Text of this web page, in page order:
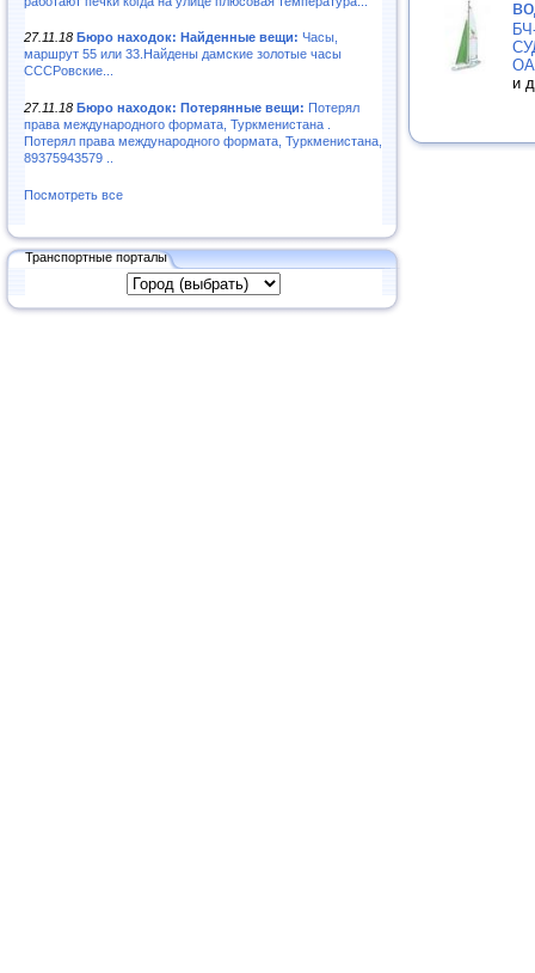
27.11.18 Бюро находок: Найденные вещи: Часы,
маршрут 55 или 33.Найдены дамские золотые часы
СССРовские...
27.11.18 Бюро находок: Потерянные вещи: Потерял
права международного формата, Туркменистана .
Потерял права международного формата, Туркменистана,
89375943579 ..
Посмотреть все
Транспортные порталы
и